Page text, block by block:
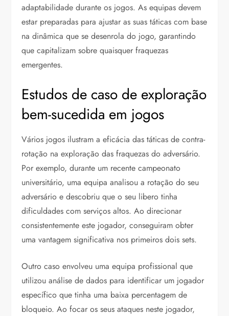
adaptabilidade durante os jogos. As equipas devem
estar preparadas para ajustar as suas táticas com base
na dinâmica que se desenrola do jogo, garantindo
que capitalizam sobre quaisquer fraquezas
emergentes.
Estudos de caso de exploração
bem-sucedida em jogos
Vários jogos ilustram a eficácia das táticas de contra-
rotação na exploração das fraquezas do adversário.
Por exemplo, durante um recente campeonato
universitário, uma equipa analisou a rotação do seu
adversário e descobriu que o seu libero tinha
dificuldades com serviços altos. Ao direcionar
consistentemente este jogador, conseguiram obter
uma vantagem significativa nos primeiros dois sets.
Outro caso envolveu uma equipa profissional que
utilizou análise de dados para identificar um jogador
específico que tinha uma baixa percentagem de
bloqueio. Ao focar os seus ataques neste jogador,